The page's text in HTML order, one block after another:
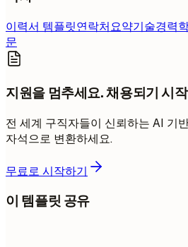
이력서 템플릿연락처요약기술경력
문
지원을 멈추세요. 채용되기 시
전 세계 구직자들이 신뢰하는 AI 기
자석으로 변환하세요.
무료로 시작하기
이 템플릿 공유